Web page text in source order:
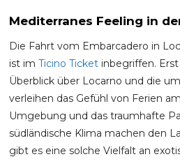
Mediterranes Feeling in
Die Fahrt vom Embarcadero in
ist im Ticino Ticket inbegriffen.
Überblick über Locarno und die
verleihen das Gefühl von Ferien
Umgebung und das traumhafte
südländische Klima machen den
gibt es eine solche Vielfalt an